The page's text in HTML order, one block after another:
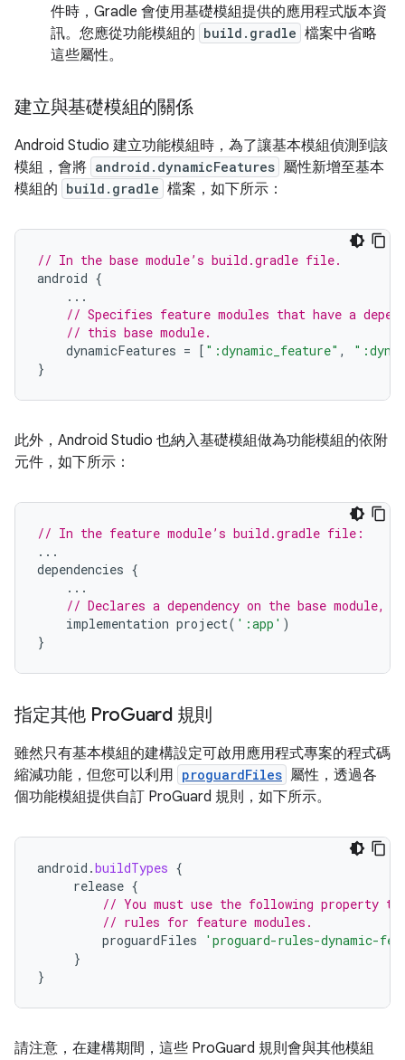
件時，Gradle 會使用基礎模組提供的應用程式版本資
訊。您應從功能模組的 build.gradle 檔案中省略
這些屬性。
建立與基礎模組的關係
Android Studio 建立功能模組時，為了讓基本模組偵測到該
模組，會將 android.dynamicFeatures 屬性新增至基本
模組的 build.gradle 檔案，如下所示：
// In the base module’s build.gradle file.
android {
...
// Specifies feature modules that have a
// this base module.
dynamicFeatures = [ ":dynamic_feature" ,
}
此外，Android Studio 也納入基礎模組做為功能模組的依附
元件，如下所示：
// In the feature module’s build.gradle file:
...
dependencies {
...
// Declares a dependency on the base module,
implementation project( ':app' )
}
指定其他 ProGuard 規則
雖然只有基本模組的建構設定可啟用應用程式專案的程式碼
縮減功能，但您可以利用 proguardFiles 屬性，透過各
個功能模組提供自訂 ProGuard 規則，如下所示。
android .buildTypes {
release {
// You must use the following property
// rules for feature modules.
proguardFiles
'proguard-rules-dynamic-
}
}
請注意，在建構期間，這些 ProGuard 規則會與其他模組